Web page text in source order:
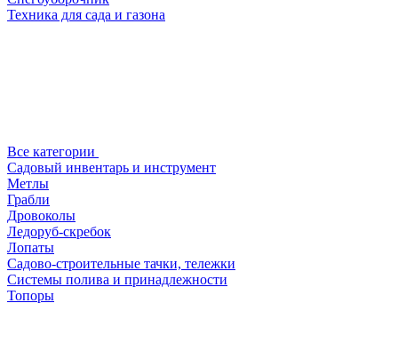
Техника для сада и газона
Все категории
Садовый инвентарь и инструмент
Метлы
Грабли
Дровоколы
Ледоруб-скребок
Лопаты
Садово-строительные тачки, тележки
Системы полива и принадлежности
Топоры